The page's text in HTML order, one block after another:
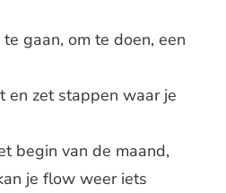
gaan, om te doen, een
en zet stappen waar je
begin van de maand,
je flow weer iets